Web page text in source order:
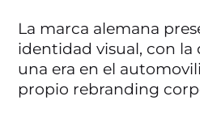
La marca alemana
identidad visual, con la
una era en el
propio rebranding